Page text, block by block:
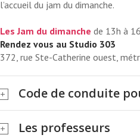
l’accueil du jam du dimanche.
Les Jam du dimanche de 13h à
Rendez vous au Studio 303
372, rue Ste-Catherine ouest,
Code de conduite
Les professeurs